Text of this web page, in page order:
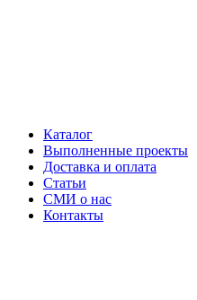
Каталог
Выполненные проекты
Доставка и оплата
Статьи
СМИ о нас
Контакты